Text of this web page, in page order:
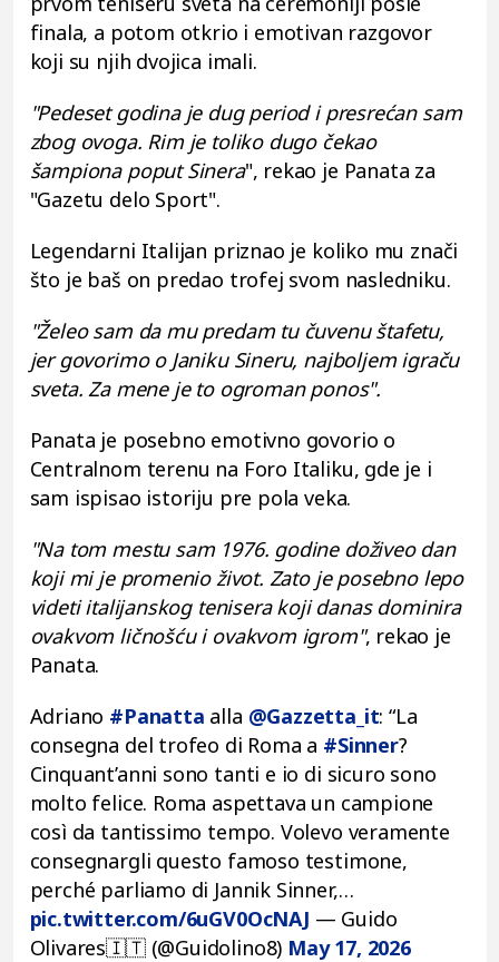
finala, a potom otkrio i emotivan razgovor
koji su njih dvojica imali.
"Pedeset godina je dug period i presrećan sam
zbog ovoga. Rim je toliko dugo čekao
šampiona poput Sinera", rekao je Panata za
"Gazetu delo Sport".
Legendarni Italijan priznao je koliko mu znači
što je baš on predao trofej svom nasledniku.
"Želeo sam da mu predam tu čuvenu štafetu,
jer govorimo o Janiku Sineru, najboljem igraču
sveta. Za mene je to ogroman ponos".
Panata je posebno emotivno govorio o
Centralnom terenu na Foro Italiku, gde je i
sam ispisao istoriju pre pola veka.
"Na tom mestu sam 1976. godine doživeo dan
koji mi je promenio život. Zato je posebno lepo
videti italijanskog tenisera koji danas dominira
ovakvom ličnošću i ovakvom igrom", rekao je
Panata.
Adriano #Panatta alla @Gazzetta_it: “La
consegna del trofeo di Roma a #Sinner?
Cinquant’anni sono tanti e io di sicuro sono
molto felice. Roma aspettava un campione
così da tantissimo tempo. Volevo veramente
consegnargli questo famoso testimone,
perché parliamo di Jannik Sinner,…
pic.twitter.com/6uGV0OcNAJ — Guido
Olivares🇮🇹 (@Guidolino8) May 17, 2026